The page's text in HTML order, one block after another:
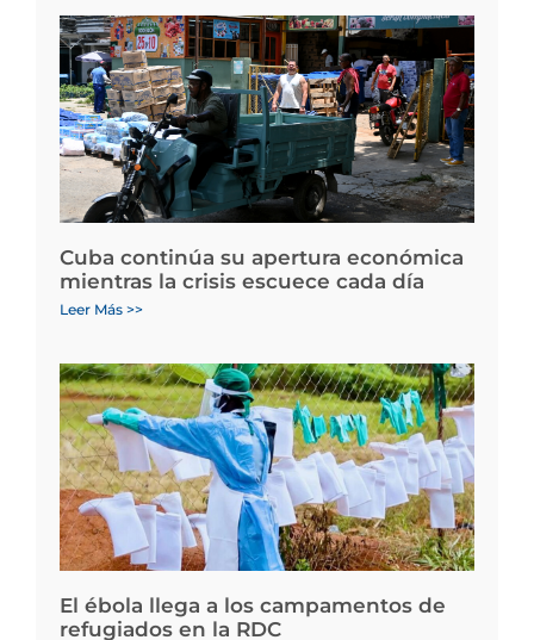
Cuba continúa su apertura económica
mientras la crisis escuece cada día
Leer Más >>
El ébola llega a los campamentos de
refugiados en la RDC